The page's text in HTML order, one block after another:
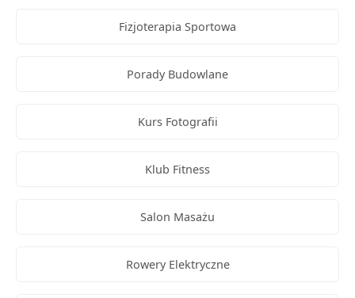
Fizjoterapia Sportowa
Porady Budowlane
Kurs Fotografii
Klub Fitness
Salon Masażu
Rowery Elektryczne